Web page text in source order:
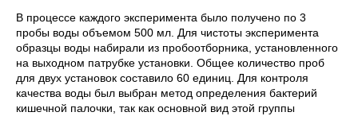
В процессе каждого эксперимента было получено по 3
пробы воды объемом 500 мл. Для чистоты эксперимента
образцы воды набирали из пробоотборника, установленного
на выходном патрубке установки. Общее количество проб
для двух установок составило 60 единиц. Для контроля
качества воды был выбран метод определения бактерий
кишечной палочки, так как основной вид этой группы